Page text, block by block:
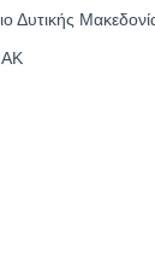
Δυτικής